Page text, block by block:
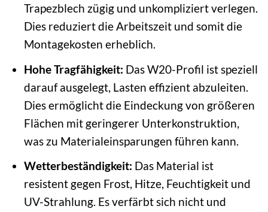
Trapezblech zügig und unkompliziert verlegen.
Dies reduziert die Arbeitszeit und somit die
Montagekosten erheblich.
Hohe Tragfähigkeit: Das W20-Profil ist speziell
darauf ausgelegt, Lasten effizient abzuleiten.
Dies ermöglicht die Eindeckung von größeren
Flächen mit geringerer Unterkonstruktion,
was zu Materialeinsparungen führen kann.
Wetterbeständigkeit: Das Material ist
resistent gegen Frost, Hitze, Feuchtigkeit und
UV-Strahlung. Es verfärbt sich nicht und